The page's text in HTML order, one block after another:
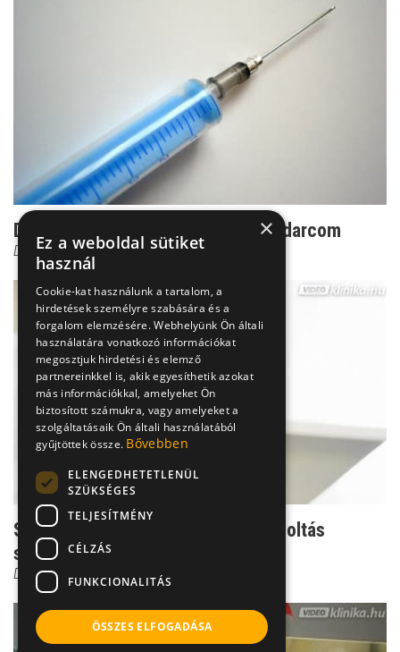
Dr. Czeizel: Ez az én személyes kudarcom
Dr. Czeizel Endre
Száraz, hurutos köhögés - A H1N1 oltás
szövődménye?
Dr. Mucsi János
×
Ez a weboldal sütiket
használ
Cookie-kat használunk a tartalom, a
hirdetések személyre szabására és a
forgalom elemzésére. Webhelyünk Ön általi
használatára vonatkozó információkat
megosztjuk hirdetési és elemző
partnereinkkel is, akik egyesíthetik azokat
más információkkal, amelyeket Ön
biztosított számukra, vagy amelyeket a
szolgáltatásaik Ön általi használatából
gyűjtöttek össze. Bővebben
ELENGEDHETETLENÜL
SZÜKSÉGES
TELJESÍTMÉNY
CÉLZÁS
FUNKCIONALITÁS
ÖSSZES ELFOGADÁSA